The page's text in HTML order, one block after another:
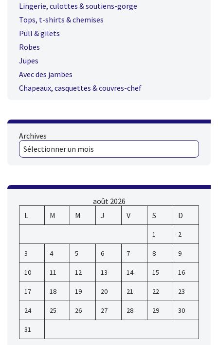
Lingerie, culottes & soutiens-gorge
Tops, t-shirts & chemises
Pull & gilets
Robes
Jupes
Avec des jambes
Chapeaux, casquettes & couvres-chef
Archives
août 2026
L
M M J V S D
1 2
3 4 5 6 7 8 9
10 11 12 13 14 15 16
17 18 19 20 21 22 23
24 25 26 27 28 29 30
31